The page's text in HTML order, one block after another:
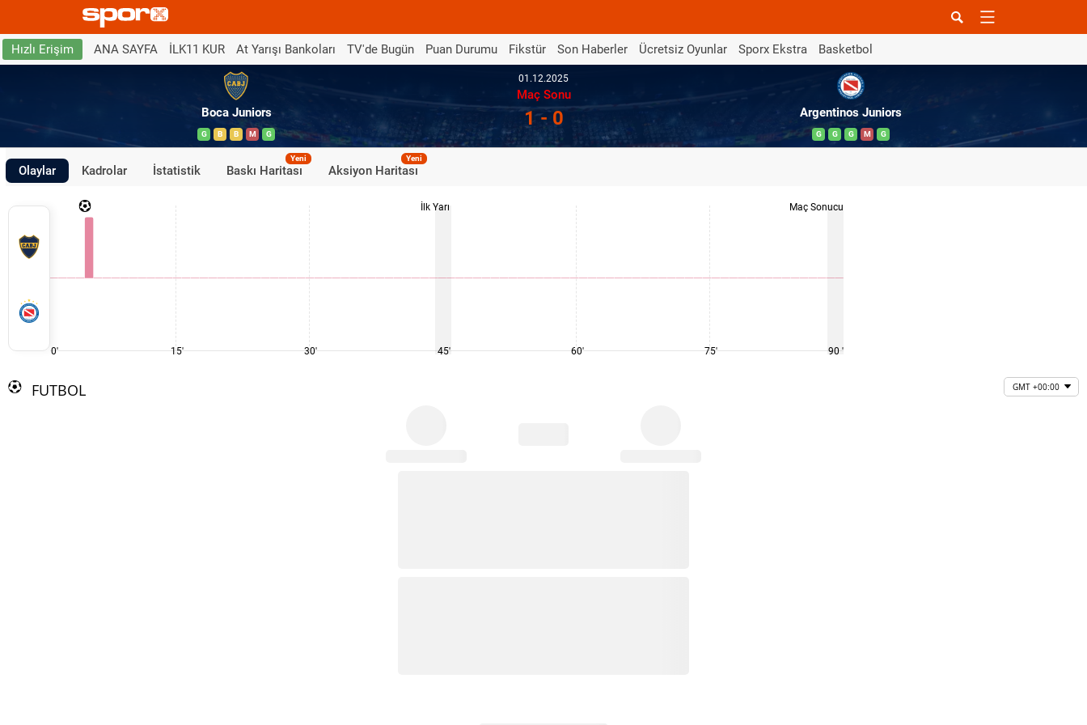
Hızlı Erişim ANA SAYFA İLK11 KUR At Yarışı Bankoları TV'de Bugün Puan Durumu Fikstür Son Haberler Ücretsiz Oyunlar Sporx Ekstra Basketbol
Boca Juniors
G B B M G
01.12.2025
Maç Sonu
1 - 0 Argentinos Juniors
G G G M G
Olaylar Kadrolar İstatistik Baskı Haritası
Yeni
Aksiyon Haritası
Yeni
0' 15' 30'
İlk Yarı
45' 60' 75'
Maç Sonucu
90 '
FUTBOL GMT +00:00